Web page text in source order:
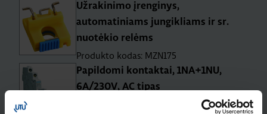
Užrakinimo įrenginys,
automatiniams jungikliams ir sr.
nuotėkio relėms
Produkto kodas: MZN175
Papildomi kontaktai, 1NA+1NU,
6A/230V, AC tipas